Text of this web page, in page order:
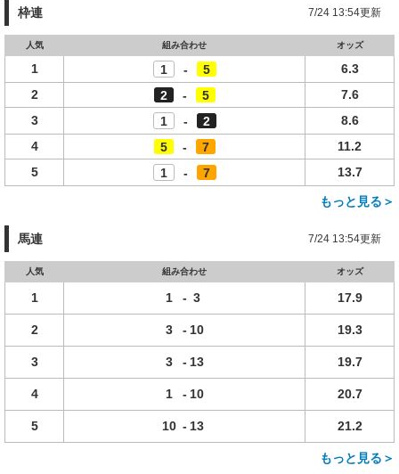
枠連 7/24 13:54更新
人気 組み合わせ オッズ
1 1 - 5
6.3
2
2 - 5
7.6
3
1 - 2
8.6
4
5 - 7
11.2
5
1 - 7 13.7
もっと見る＞
馬連 7/24 13:54更新
人気 組み合わせ オッズ
1 1 - 3 17.9
2 3 - 10 19.3
3 3 - 13 19.7
4 1 - 10 20.7
5 10 - 13 21.2
もっと見る＞